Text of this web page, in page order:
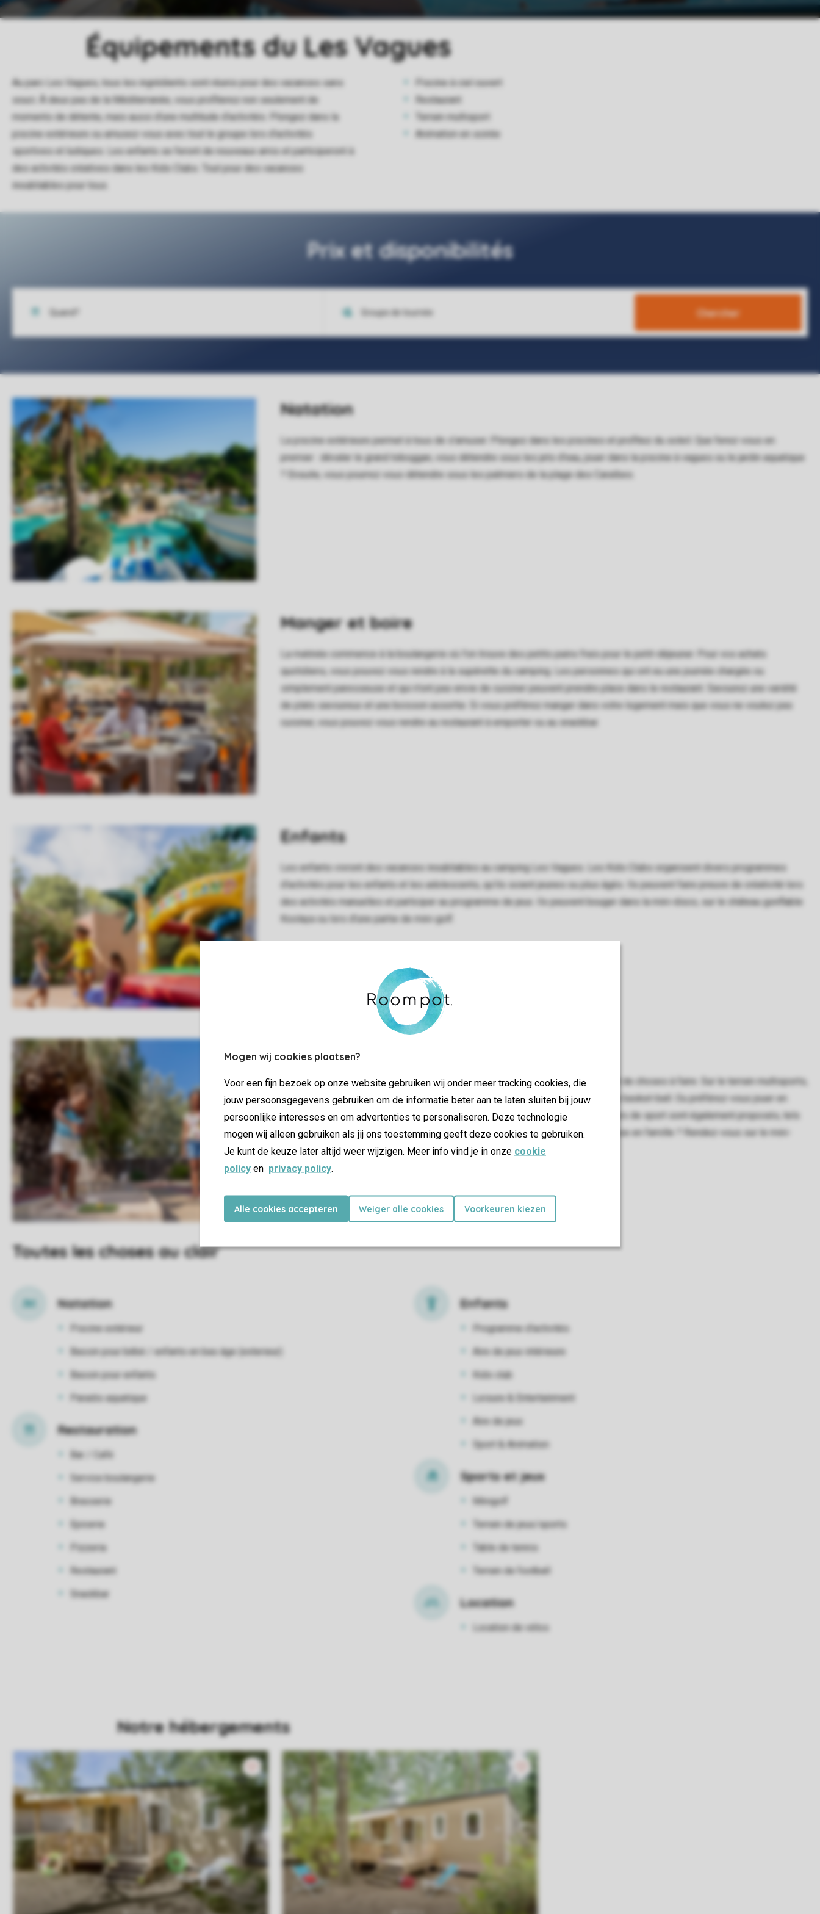
Mogen wij cookies plaatsen?
Voor een fijn bezoek op onze website gebruiken wij onder meer tracking cookies, die
jouw persoonsgegevens gebruiken om de informatie beter aan te laten sluiten bij jouw
persoonlijke interesses en om advertenties te personaliseren. Deze technologie
mogen wij alleen gebruiken als jij ons toestemming geeft deze cookies te gebruiken.
Je kunt de keuze later altijd weer wijzigen. Meer info vind je in onze cookie
policy en privacy policy.
Alle cookies accepteren Weiger alle cookies Voorkeuren kiezen
Équipements du Les Vagues
Au parc Les Vagues, tous les ingrédients sont réunis pour des vacances sans
souci. À deux pas de la Méditerranée, vous profiterez non seulement de
moments de détente, mais aussi d'une multitude d'activités. Plongez dans la
piscine extérieure ou amusez-vous avec tout le groupe lors d'activités
sportives et ludiques. Les enfants se feront de nouveaux amis et participeront à
des activités créatives dans les Kids Clubs. Tout pour des vacances
inoubliables pour tous.
Piscine à ciel ouvert
Restaurant
Terrain multisport
Animation en soirée
Prix et disponibilités
Chercher
Natation
La piscine extérieure permet à tous de s'amuser. Plongez dans les piscines et profitez du soleil. Que ferez-vous en
premier : dévaler le grand toboggan, vous détendre sous les jets d'eau, jouer dans la piscine à vagues ou le jardin aquatique
? Ensuite, vous pourrez vous détendre sous les palmiers de la plage des Caraïbes.
Manger et boire
La matinée commence à la boulangerie où l'on trouve des petits pains frais pour le petit-déjeuner. Pour vos achats
quotidiens, vous pouvez vous rendre à la supérette du camping. Les personnes qui ont eu une journée chargée ou
simplement paresseuse et qui n'ont pas envie de cuisiner peuvent prendre place dans le restaurant. Savourez une variété
de plats savoureux et une boisson assortie. Si vous préférez manger dans votre logement mais que vous ne voulez pas
cuisiner, vous pouvez vous rendre au restaurant à emporter ou au snackbar.
Enfants
Les enfants vivront des vacances inoubliables au camping Les Vagues. Les Kids Clubs organisent divers programmes
d'activités pour les enfants et les adolescents, qu'ils soient jeunes ou plus âgés. Ils peuvent faire preuve de créativité lors
des activités manuelles et participer au programme de jeux. Ils peuvent bouger dans la mini-disco, sur le château gonflable
Koolaya ou lors d'une partie de mini-golf.
Sports et jeu
Il est pratiquement impossible de rester inactif pendant les vacances. Il y a tant de choses à faire. Sur le terrain multisports,
vous pouvez participer à des compétitions sportives telles que le football ou le basket-ball. Ou préférez-vous jouer en
équipe lors d'une partie de beach-volley sur le sable ? En haute saison, des cours de sport sont également proposés, tels
que des leçons d'aquagym et de gymnastique. Vous préférez faire quelque chose en famille ? Rendez-vous sur le mini-
golf ou faites une partie de pétanque.
Toutes les choses au clair
Natation
Piscine extérieur
Bassin pour bébé / enfants en bas âge (exterieur)
Bassin pour enfants
Paradis aquatique
Restauration
Bar / Café
Service boulangerie
Brasserie
Epicerie
Pizzeria
Restaurant
Snackbar
Enfants
Programme d'activités
Aire de jeux intérieure
Kids club
Leisure & Entertainment
Aire de jeux
Sport & Animation
Sports et jeux
Minigolf
Terrain de jeux/sports
Table de tennis
Terrain de football
Location
Location de vélos